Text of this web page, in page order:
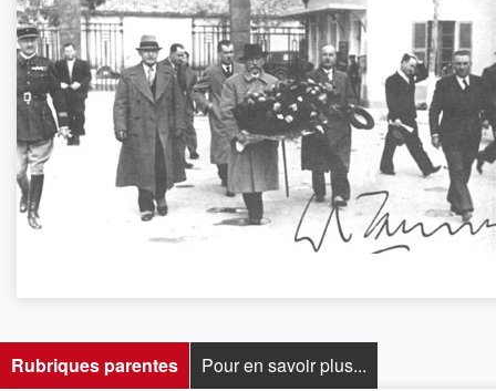
Rubriques parentes Pour en savoir plus...